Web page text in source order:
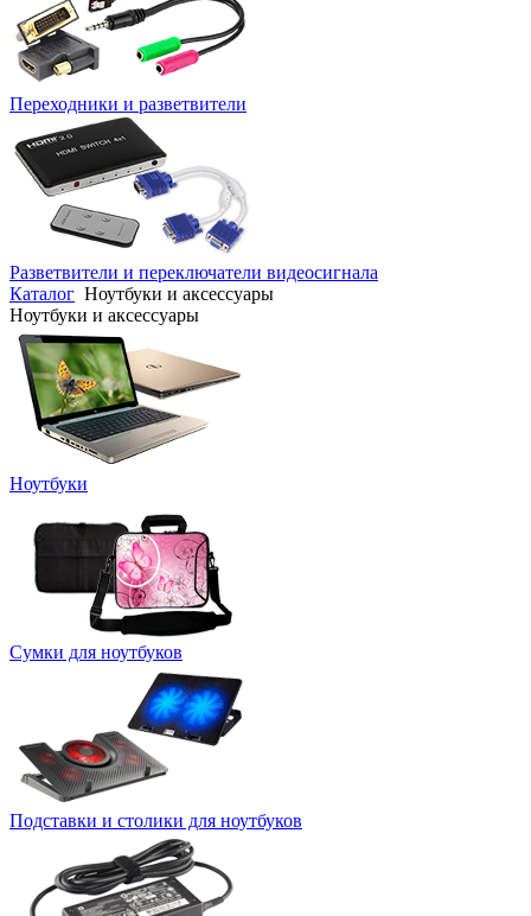
Переходники и разветвители
Разветвители и переключатели видеосигнала
Каталог Ноутбуки и аксессуары
Ноутбуки и аксессуары
Ноутбуки
Сумки для ноутбуков
Подставки и столики для ноутбуков